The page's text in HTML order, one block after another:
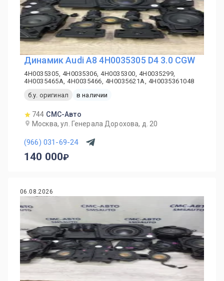
Динамик Audi A8 4H0035305 D4 3.0 CGW
4H0035305, 4H0035306, 4H0035300, 4H0035299,
4H0035465A, 4H0035466, 4H0035621A, 4H0035361048
б.у. оригинал
в наличии
744 СМС-Авто
Москва, ул. Генерала Дорохова, д. 20
(966) 031-69-24
140 000
06.08.2026